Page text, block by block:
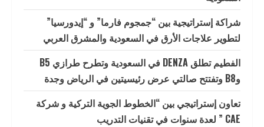
شراكة إستراتيجية بين “جمجوم فارما” و “إيدورسيا”
لتطوير علاجات الأرق في السعودية والمشرق العربي
الفطيم تطلق DENZA في السعودية وتطرح طرازي B5
وB8 وتفتتح صالتي عرض رئيسيتين في الرياض وجدة
تعاون إستراتيجي بين “الخطوط الجوية التركية و شركة
CAE ” لعدة سنوات في تقنيات التدريب